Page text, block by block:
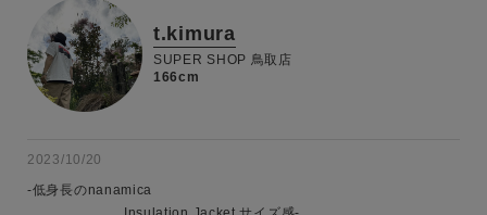
t.kimura
SUPER SHOP 鳥取店
166cm
2023/10/20
-低身長のnanamica